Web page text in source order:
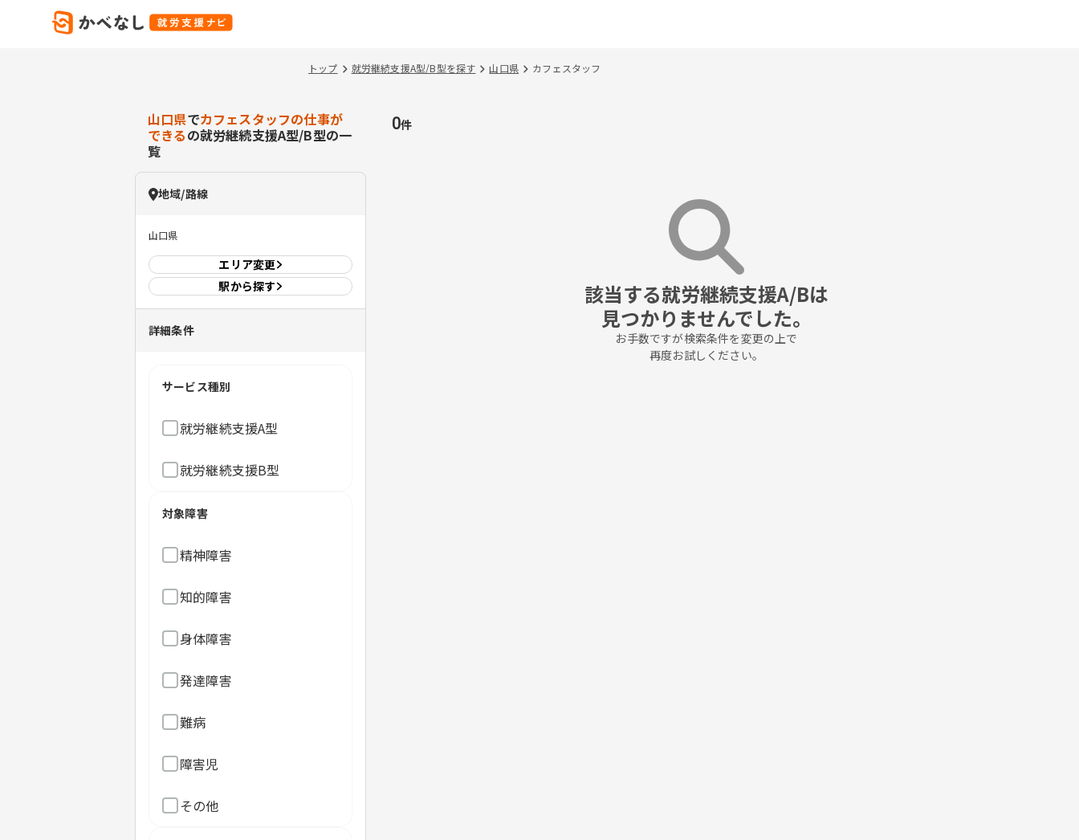
トップ 就労継続支援A型/B型を探す 山口県 カフェスタッフ
山口県でカフェスタッフの仕事が
できるの就労継続支援A型/B型の一
覧
地域/路線
山口県
エリア変更
駅から探す
詳細条件
サービス種別
就労継続支援A型
就労継続支援B型
対象障害
精神障害
知的障害
身体障害
発達障害
難病
障害児
その他
0件
該当する就労継続支援A/Bは
見つかりませんでした。
お手数ですが検索条件を変更の上で
再度お試しください。